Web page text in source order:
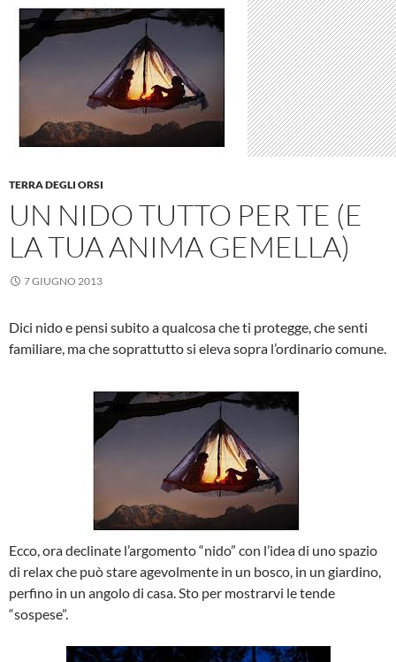
TERRA DEGLI ORSI
UN NIDO TUTTO PER TE (E
LA TUA ANIMA GEMELLA)
7 GIUGNO 2013
Dici nido e pensi subito a qualcosa che ti protegge, che senti
familiare, ma che soprattutto si eleva sopra l’ordinario comune.
Ecco, ora declinate l’argomento “nido” con l’idea di uno spazio
di relax che può stare agevolmente in un bosco, in un giardino,
perfino in un angolo di casa. Sto per mostrarvi le tende
“sospese”.